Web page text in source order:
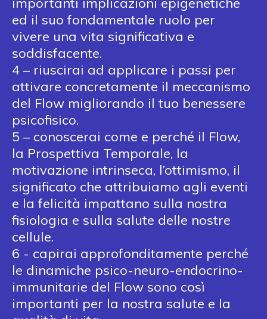
ed il suo fondamentale ruolo per
vivere una vita significativa e
soddisfacente.
4 – riuscirai ad applicare i passi per
attivare concretamente il meccanismo
del Flow migliorando il tuo benessere
psicofisico.
5 – conoscerai come e perché il Flow,
la Prospettiva Temporale, la
motivazione intrinseca, l’ottimismo, il
significato che attribuiamo agli eventi
e la felicità impattano sulla nostra
fisiologia e sulla salute delle nostre
cellule.
6 - capirai approfonditamente perché
le dinamiche psico-neuro-endocrino-
immunitarie del Flow sono così
importanti per la nostra salute e la